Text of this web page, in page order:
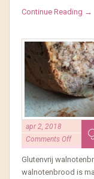
Continue Reading →
apr 2, 2018
Comments Off
Glutenvrij
walnotenbrood is